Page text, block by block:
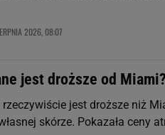
2026, 08:07
jest droższe od
rzeczywiście jest droższe niż
skórze. Pokazała ceny